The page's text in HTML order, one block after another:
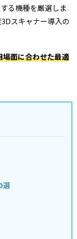
る機種を厳選しま
スキャナー導入の
面に合わせた最適
選